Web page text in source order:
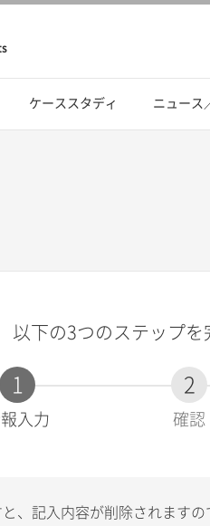
ケーススタディ ニュース
以下の3つのステップを
1
入力
2
確認
、記入内容が削除されますの